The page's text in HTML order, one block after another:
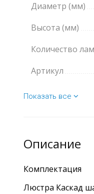
Диаметр (мм)
Высота (мм)
Количество
Артикул
Показать все
Описание
Комплектация
Люстра Каскад